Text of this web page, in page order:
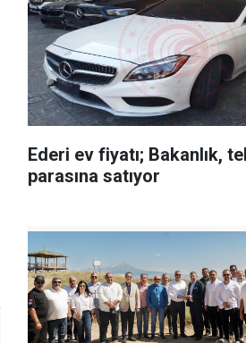
Ederi ev fiyatı; Bakanlık,
parasına satıyor